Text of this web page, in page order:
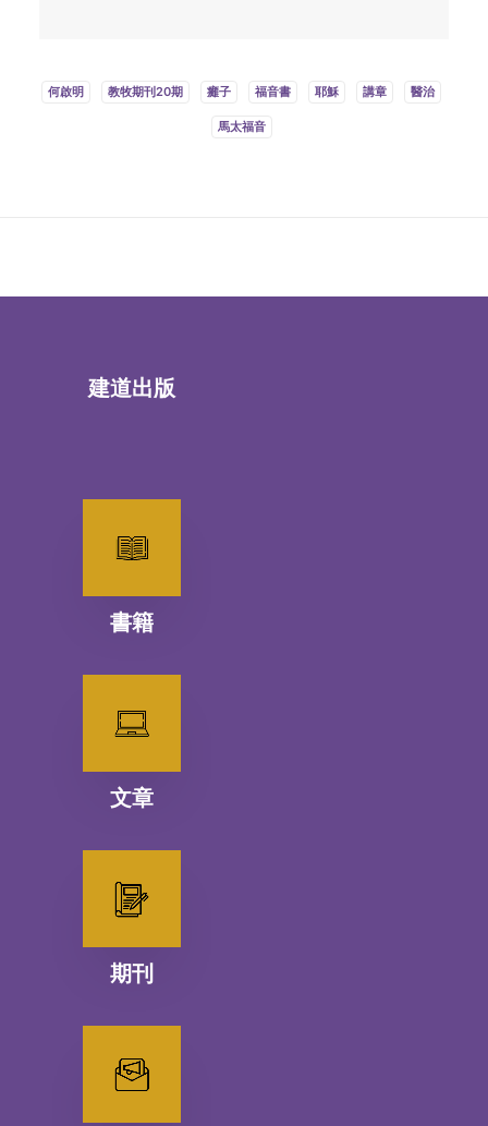
何啟明 教牧期刊20期 癱子 福音書 耶穌 講章 醫治
馬太福音
建道出版
書籍
文章
期刊